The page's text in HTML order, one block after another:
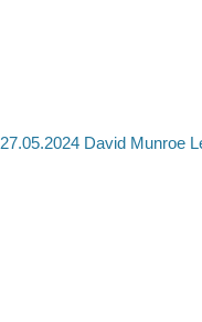
27.05.2024 David Munroe